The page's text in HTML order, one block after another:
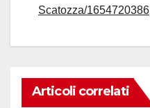
Scatozza/1654720386
Articoli correlati